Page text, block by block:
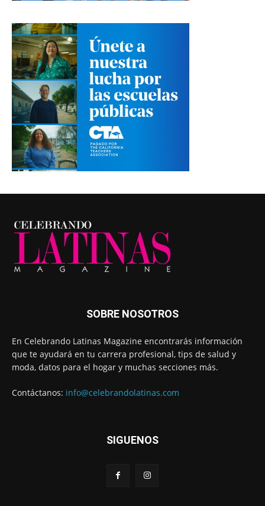
SOBRE NOSOTROS
En Celebrando Latinas Magazine encontrarás información
que te ayudará en tu carrera profesional, tips de salud y
moda, datos para el hogar y muchas secciones más.
Contáctanos: info@celebrandolatinas.com
SIGUENOS